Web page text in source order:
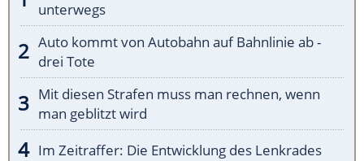
unterwegs
Auto kommt von Autobahn auf Bahnlinie ab -
drei Tote
Mit diesen Strafen muss man rechnen, wenn
man geblitzt wird
Im Zeitraffer: Die Entwicklung des Lenkrades